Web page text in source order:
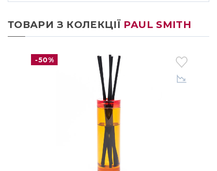
ТОВАРИ З КОЛЕКЦІЇ PAUL SMITH
-50%